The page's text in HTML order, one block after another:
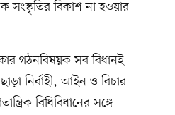
সংস্কৃতির বিকাশ না হওয়ার
গঠনবিষয়ক সব বিধানই
নির্বাহী, আইন ও বিচার
বিধিবিধানের সঙ্গে